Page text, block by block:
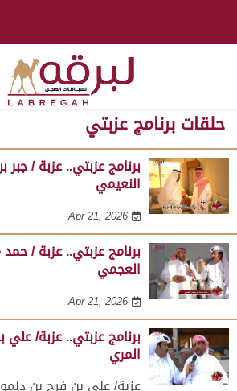
حلقات برنامج عزبتي
برنامج عزبتي.. عزبة /
النعيمي
Apr 21, 2026
برنامج عزبتي.. عزبة /
العجمي
Apr 21, 2026
برنامج عزبتي.. عزبة/
المري
عزبة/ علي بن فرج بن